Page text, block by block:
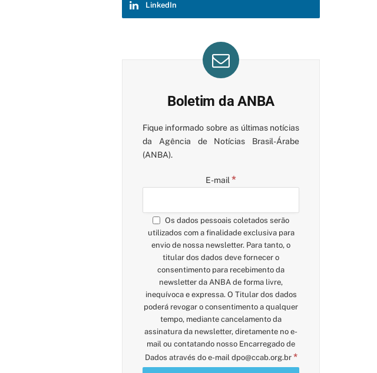
LinkedIn
Boletim da ANBA
Fique informado sobre as últimas notícias
da Agência de Notícias Brasil-Árabe
(ANBA).
E-mail *
Os dados pessoais coletados serão
utilizados com a finalidade exclusiva para
envio de nossa newsletter. Para tanto, o
titular dos dados deve fornecer o
consentimento para recebimento da
newsletter da ANBA de forma livre,
inequívoca e expressa. O Titular dos dados
poderá revogar o consentimento a qualquer
tempo, mediante cancelamento da
assinatura da newsletter, diretamente no e-
mail ou contatando nosso Encarregado de
Dados através do e-mail dpo@ccab.org.br *